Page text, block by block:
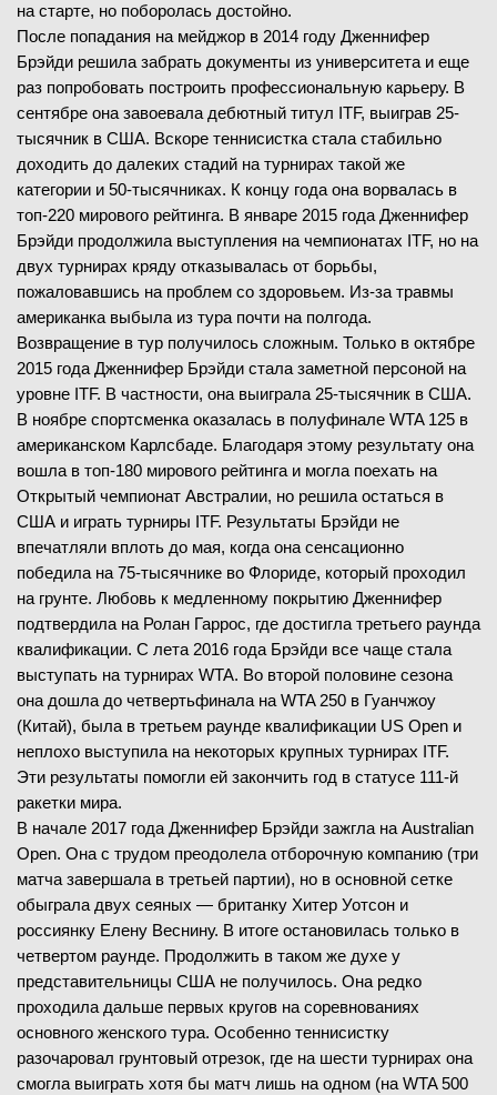
на старте, но поборолась достойно.
После попадания на мейджор в 2014 году Дженнифер
Брэйди решила забрать документы из университета и еще
раз попробовать построить профессиональную карьеру. В
сентябре она завоевала дебютный титул ITF, выиграв 25-
тысячник в США. Вскоре теннисистка стала стабильно
доходить до далеких стадий на турнирах такой же
категории и 50-тысячниках. К концу года она ворвалась в
топ-220 мирового рейтинга. В январе 2015 года Дженнифер
Брэйди продолжила выступления на чемпионатах ITF, но на
двух турнирах кряду отказывалась от борьбы,
пожаловавшись на проблем со здоровьем. Из-за травмы
американка выбыла из тура почти на полгода.
Возвращение в тур получилось сложным. Только в октябре
2015 года Дженнифер Брэйди стала заметной персоной на
уровне ITF. В частности, она выиграла 25-тысячник в США.
В ноябре спортсменка оказалась в полуфинале WTA 125 в
американском Карлсбаде. Благодаря этому результату она
вошла в топ-180 мирового рейтинга и могла поехать на
Открытый чемпионат Австралии, но решила остаться в
США и играть турниры ITF. Результаты Брэйди не
впечатляли вплоть до мая, когда она сенсационно
победила на 75-тысячнике во Флориде, который проходил
на грунте. Любовь к медленному покрытию Дженнифер
подтвердила на Ролан Гаррос, где достигла третьего раунда
квалификации. С лета 2016 года Брэйди все чаще стала
выступать на турнирах WTA. Во второй половине сезона
она дошла до четвертьфинала на WTA 250 в Гуанчжоу
(Китай), была в третьем раунде квалификации US Open и
неплохо выступила на некоторых крупных турнирах ITF.
Эти результаты помогли ей закончить год в статусе 111-й
ракетки мира.
В начале 2017 года Дженнифер Брэйди зажгла на Australian
Open. Она с трудом преодолела отборочную компанию (три
матча завершала в третьей партии), но в основной сетке
обыграла двух сеяных — британку Хитер Уотсон и
россиянку Елену Веснину. В итоге остановилась только в
четвертом раунде. Продолжить в таком же духе у
представительницы США не получилось. Она редко
проходила дальше первых кругов на соревнованиях
основного женского тура. Особенно теннисистку
разочаровал грунтовый отрезок, где на шести турнирах она
смогла выиграть хотя бы матч лишь на одном (на WTA 500